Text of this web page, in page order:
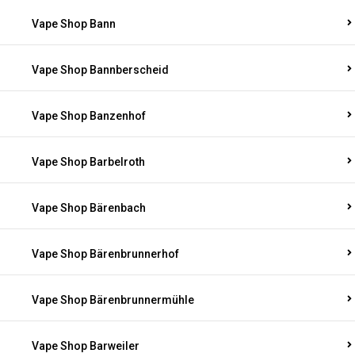
Vape Shop Bann
Vape Shop Bannberscheid
Vape Shop Banzenhof
Vape Shop Barbelroth
Vape Shop Bärenbach
Vape Shop Bärenbrunnerhof
Vape Shop Bärenbrunnermühle
Vape Shop Barweiler